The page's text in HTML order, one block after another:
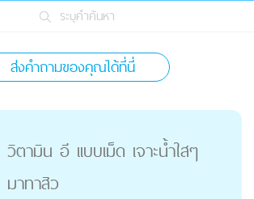
ระบุคำค้นหา
ส่งคำถามของคุณได้ที่นี่
วิตามิน อี เเบบเม็ด เจาะน้ำใสๆ
มาทาสิว